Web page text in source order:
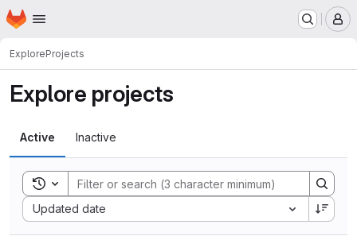
Skip to main content
Homepage
ExploreProjects
Explore projects
Active Inactive
Toggle search history
Updated date
Sort by: